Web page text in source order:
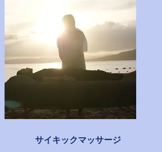
サイキックマッサージ